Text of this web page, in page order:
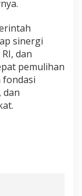
sinergi
dan
pemulihan
fondasi
dan